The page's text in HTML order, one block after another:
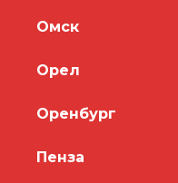
Омск
Орел
Оренбург
Пенза